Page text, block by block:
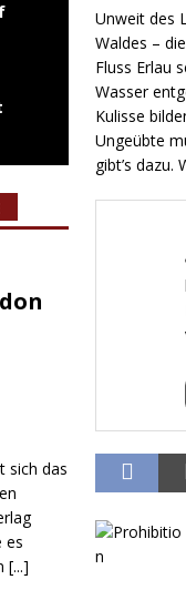
Unweit des
Waldes –
Fluss Erlau
Wasser
Kulisse
Ungeübte
gibt’s
sich das
es
[...]